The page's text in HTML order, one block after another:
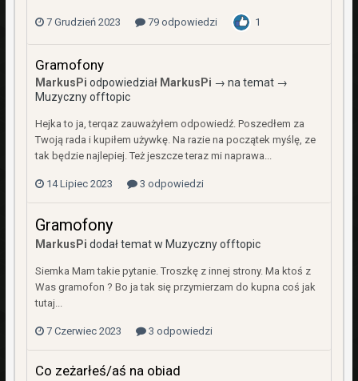
7 Grudzień 2023 79 odpowiedzi 1
Gramofony
MarkusPi odpowiedział MarkusPi → na temat →
Muzyczny offtopic
Hejka to ja, terqaz zauważyłem odpowiedź. Poszedłem za
Twoją rada i kupiłem używkę. Na razie na początek myślę, ze
tak będzie najlepiej. Też jeszcze teraz mi naprawa...
14 Lipiec 2023 3 odpowiedzi
Gramofony
MarkusPi dodał temat w Muzyczny offtopic
Siemka Mam takie pytanie. Troszkę z innej strony. Ma ktoś z
Was gramofon ? Bo ja tak się przymierzam do kupna coś jak
tutaj...
7 Czerwiec 2023 3 odpowiedzi
Co zeżarłeś/aś na obiad